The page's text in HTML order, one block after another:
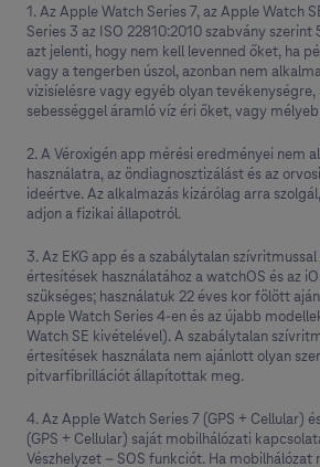
1. Az Apple Watch Series 7, az Apple Watch
Series 3 az ISO 22810:2010 szabvány szerint
azt jelenti, hogy nem kell levenned őket, ha
vagy a tengerben úszol, azonban nem
vízisíelésre vagy egyéb olyan
sebességgel áramló víz éri őket, vagy
2. A Véroxigén app mérési eredményei nem
használatra, az öndiagnosztizálást és az
ideértve. Az alkal­mazás kizárólag arra
adjon a fizikai állapotról.
3. Az EKG app és a szabálytalan
értesítések használatához a watchOS és az
szükséges; használatuk 22 éves kor fölött
Apple Watch Series 4-en és az újabb
Watch SE kivételével). A szabálytalan
értesítések használata nem ajánlott olyan
pitvarfibrillációt állapítottak meg.
4. Az Apple Watch Series 7 (GPS + Cellular)
(GPS + Cellular) saját mobilhálózati
Vészhelyzet – SOS funkciót. Ha mobilhálózat